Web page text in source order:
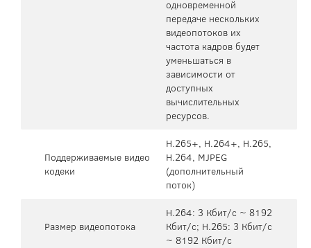
одновременной
передаче нескольких
видеопотоков их
частота кадров будет
уменьшаться в
зависимости от
доступных
вычислительных
ресурсов.
Поддерживаемые видео
кодеки
H.265+, H.264+, H.265,
H.264, MJPEG
(дополнительный
поток)
Размер видеопотока
H.264: 3 Кбит/с ~ 8192
Кбит/с; H.265: 3 Кбит/с
~ 8192 Кбит/с